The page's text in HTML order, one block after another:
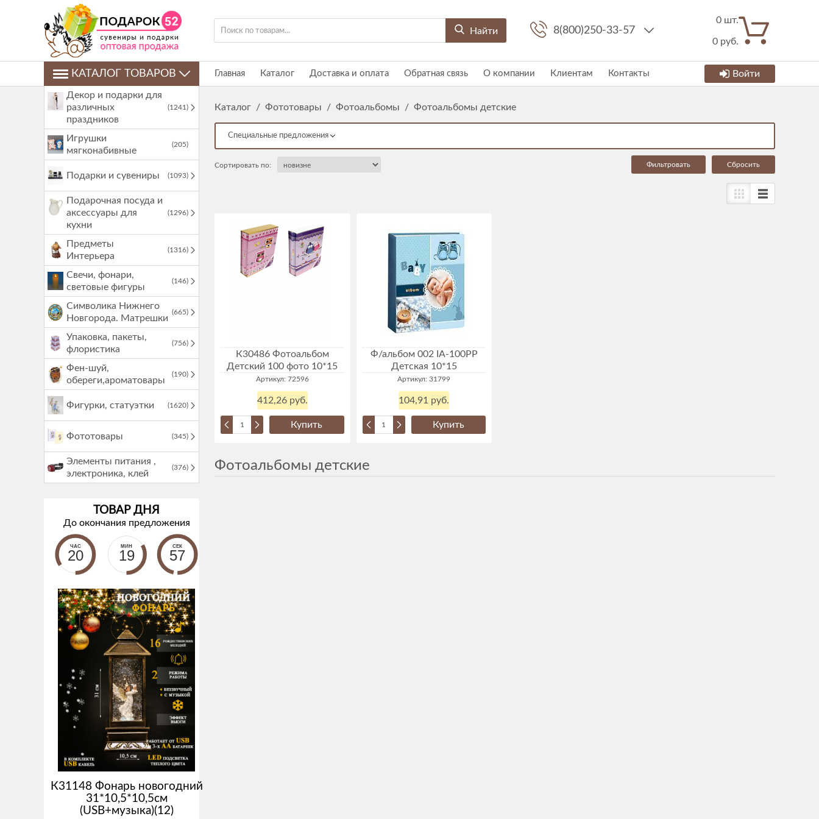
Найти 8(800)250-33-57
0 шт.
0 руб.
КАТАЛОГ ТОВАРОВ
Декор и подарки для
различных
праздников
(1241)
Игрушки
мягконабивные
(205)
Подарки и сувениры (1093)
Подарочная посуда и
аксессуары для
кухни
(1296)
Предметы
Интерьера
(1316)
Свечи, фонари,
световые фигуры
(146)
Символика Нижнего
Новгорода. Матрешки
(665)
Упаковка, пакеты,
флористика
(756)
Фен-шуй,
обереги,ароматовары
(190)
Фигурки, статуэтки (1620)
Фототовары (345)
Элементы питания ,
электроника, клей
(376)
ТОВАР ДНЯ
До окончания предложения
ЧАС
20
МИН
19
СЕК
57
К31148 Фонарь новогодний
31*10,5*10,5см
(USB+музыка)(12)
Главная Каталог Доставка и оплата Обратная связь О компании Клиентам Контакты Войти
Каталог / Фототовары / Фотоальбомы / Фотоальбомы детские
Сортировать по:
Специальные предложения
Cбросить
К30486 Фотоальбом
Детский 100 фото 10*15
Артикул: 72596
412,26 руб.
Купить
Ф/альбом 002 IA-100PP
Детская 10*15
Артикул: 31799
104,91 руб.
Купить
Фотоальбомы детские